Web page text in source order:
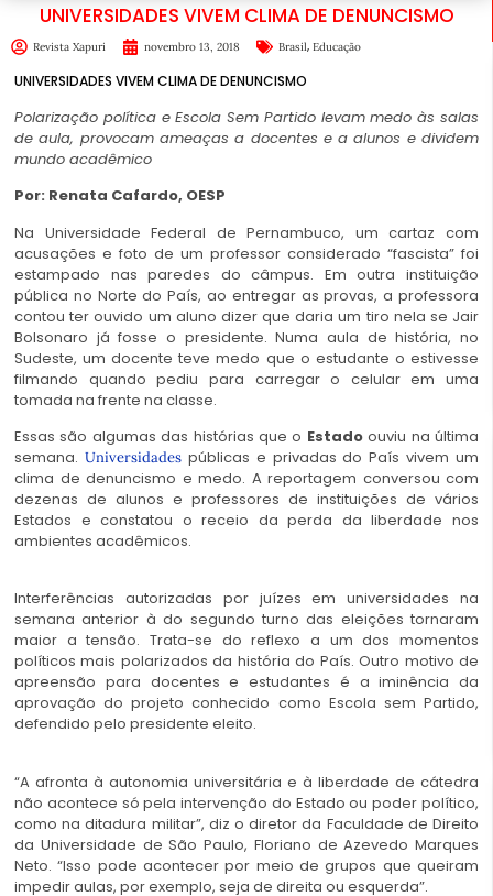
UNIVERSIDADES VIVEM CLIMA DE DENUNCISMO
Revista Xapuri novembro 13, 2018 Brasil, Educação
UNIVERSIDADES VIVEM CLIMA DE DENUNCISMO
Polarização política e Escola Sem Partido levam medo às salas
de aula, provocam ameaças a docentes e a alunos e dividem
mundo acadêmico
Por: Renata Cafardo, OESP
Na Universidade Federal de Pernambuco, um cartaz com
acusações e foto de um professor considerado “fascista” foi
estampado nas paredes do câmpus. Em outra instituição
pública no Norte do País, ao entregar as provas, a professora
contou ter ouvido um aluno dizer que daria um tiro nela se Jair
Bolsonaro já fosse o presidente. Numa aula de história, no
Sudeste, um docente teve medo que o estudante o estivesse
filmando quando pediu para carregar o celular em uma
tomada na frente na classe.
Essas são algumas das histórias que o Estadoouviu na última
semana. Universidadespúblicas e privadas do País vivem um
clima de denuncismo e medo. A reportagem conversou com
dezenas de alunos e professores de instituições de vários
Estados e constatou o receio da perda da liberdade nos
ambientes acadêmicos.
Interferências autorizadas por juízes em universidades na
semana anterior à do segundo turno das eleições tornaram
maior a tensão. Trata-se do reflexo a um dos momentos
políticos mais polarizados da história do País. Outro motivo de
apreensão para docentes e estudantes é a iminência da
aprovação do projeto conhecido como Escola sem Partido,
defendido pelo presidente eleito.
“A afronta à autonomia universitária e à liberdade de cátedra
não acontece só pela intervenção do Estado ou poder político,
como na ditadura militar”, diz o diretor da Faculdade de Direito
da Universidade de São Paulo, Floriano de Azevedo Marques
Neto. “Isso pode acontecer por meio de grupos que queiram
impedir aulas, por exemplo, seja de direita ou esquerda”.